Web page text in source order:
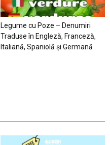
Legume cu Poze – Denumiri
Traduse în Engleză, Franceză,
Italiană, Spaniolă şi Germană